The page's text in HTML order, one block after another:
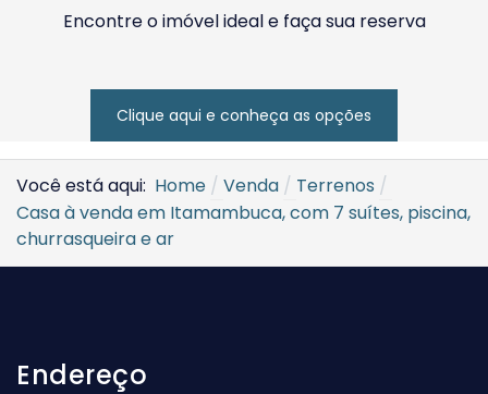
Encontre o imóvel ideal e faça sua reserva
Clique aqui e conheça as opções
Você está aqui: Home Venda
Terrenos
Casa à venda em Itamambuca, com 7 suítes, piscina,
churrasqueira e ar
Endereço